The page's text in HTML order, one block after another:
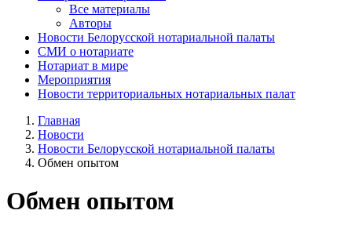
Все материалы
Авторы
Новости Белорусской нотариальной палаты
СМИ о нотариате
Нотариат в мире
Мероприятия
Новости территориальных нотариальных палат
Главная
Новости
Новости Белорусской нотариальной палаты
Обмен опытом
Обмен опытом